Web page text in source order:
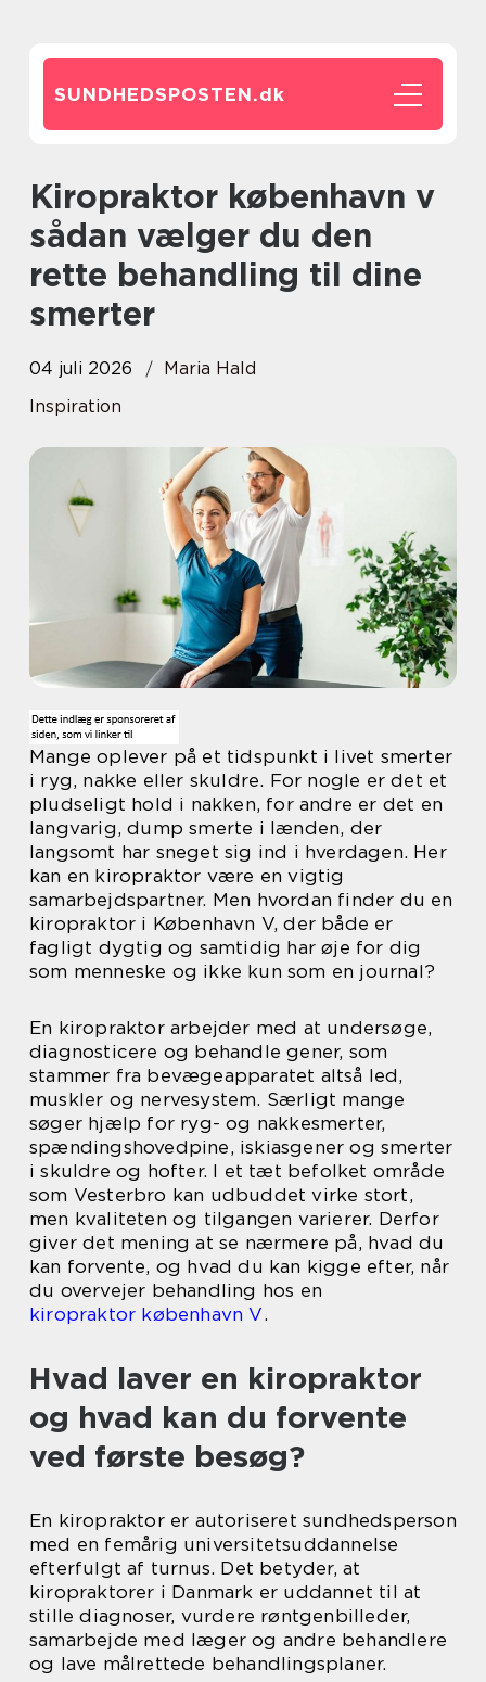
SUNDHEDSPOSTEN.dk
Kiropraktor københavn v
sådan vælger du den
rette behandling til dine
smerter
04 juli 2026
Maria Hald
Inspiration
Mange oplever på et tidspunkt i livet smerter
i ryg, nakke eller skuldre. For nogle er det et
pludseligt hold i nakken, for andre er det en
langvarig, dump smerte i lænden, der
langsomt har sneget sig ind i hverdagen. Her
kan en kiropraktor være en vigtig
samarbejdspartner. Men hvordan finder du en
kiropraktor i København V, der både er
fagligt dygtig og samtidig har øje for dig
som menneske og ikke kun som en journal?
En kiropraktor arbejder med at undersøge,
diagnosticere og behandle gener, som
stammer fra bevægeapparatet altså led,
muskler og nervesystem. Særligt mange
søger hjælp for ryg- og nakkesmerter,
spændingshovedpine, iskiasgener og smerter
i skuldre og hofter. I et tæt befolket område
som Vesterbro kan udbuddet virke stort,
men kvaliteten og tilgangen varierer. Derfor
giver det mening at se nærmere på, hvad du
kan forvente, og hvad du kan kigge efter, når
du overvejer behandling hos en
kiropraktor københavn V.
Hvad laver en kiropraktor
og hvad kan du forvente
ved første besøg?
En kiropraktor er autoriseret sundhedsperson
med en femårig universitetsuddannelse
efterfulgt af turnus. Det betyder, at
kiropraktorer i Danmark er uddannet til at
stille diagnoser, vurdere røntgenbilleder,
samarbejde med læger og andre behandlere
og lave målrettede behandlingsplaner.